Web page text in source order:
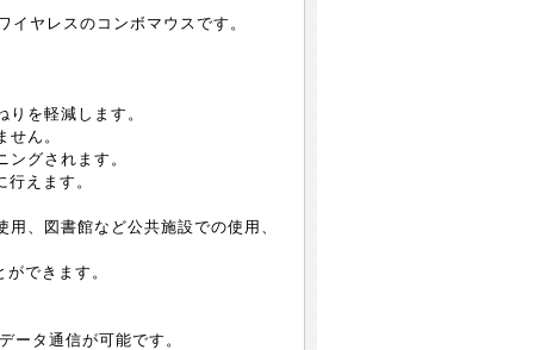
ヤレスのコンボマウスです。
を軽減します。
ん。
グされます。
えます。
、図書館など公共施設での使用、
できます。
ータ通信が可能です。